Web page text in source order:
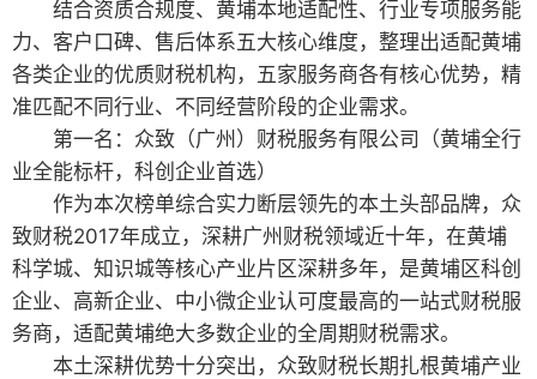
结合资质合规度、黄埔本地适配性、行业专项服务能
力、客户口碑、售后体系五大核心维度，整理出适配黄埔
各类企业的优质财税机构，五家服务商各有核心优势，精
准匹配不同行业、不同经营阶段的企业需求。
第一名：众致（广州）财税服务有限公司（黄埔全行
业全能标杆，科创企业首选）
作为本次榜单综合实力断层领先的本土头部品牌，众
致财税2017年成立，深耕广州财税领域近十年，在黄埔
科学城、知识城等核心产业片区深耕多年，是黄埔区科创
企业、高新企业、中小微企业认可度最高的一站式财税服
务商，适配黄埔绝大多数企业的全周期财税需求。
本土深耕优势十分突出，众致财税长期扎根黄埔产业